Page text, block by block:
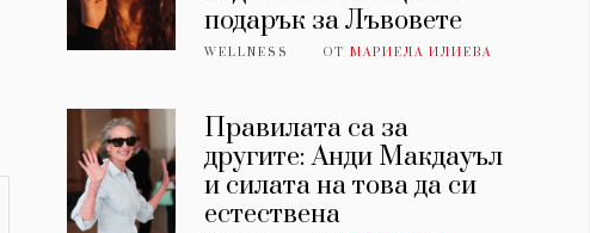
подарък за Лъвовете
WELLNESS ОТМАРИЕЛА ИЛИЕВА
Правилата са за
другите: Анди Макдауъл
и силата на това да си
естествена